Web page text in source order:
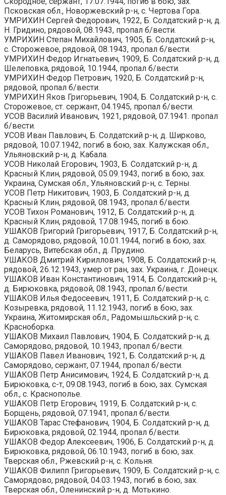
Псковская обл., Новоржевский р-н, с. Чертова Гора.
УМРИХИН Сергей Федорович, 1922, Б. Солдатский р-н, д.
Н. Гридино, рядовой, 08.1943, пропал б/вести.
УМРИХИН Степан Михайлович, 1905, Б. Солдатский р-н,
с. Сторожевое, рядовой, 08.1943, пропал б/вести.
УМРИХИН Федор Игнатьевич, 1909, Б. Солдатский р-н, д.
Шелеповка, рядовой, 10.1944, пропал б/вести.
УМРИХИН Федор Петрович, 1920, Б. Солдатский р-н,
рядовой, пропал б/вести.
УМРИХИН Яков Григорьевич, 1904, Б. Солдатский р-н, с.
Сторожевое, ст. сержант, 04.1945, пропал б/вести.
УСОВ Василий Иванович, 1921, рядовой, 07.1941. пропал
б/вести.
УСОВ Иван Павлович, Б. Солдатский р-н, д. Ширково,
рядовой, 10.07.1942, погиб в бою, зах. Калужская обл.,
Ульяновский р-н, д. Кабала.
УСОВ Николай Егорович, 1903, Б. Солдатский р-н, д.
Красный Клин, рядовой, 05.09.1943, погиб в бою, зах.
Украина, Сумская обл., Ульяновский р-н, с. Терны.
УСОВ Петр Никитович, 1903, Б. Солдатский р-н, д.
Красный Клин, рядовой, 08.1943, пропал б/вести.
УСОВ Тихон Романович, 1912, Б. Солдатский р-н, д.
Красный Клин, рядовой, 17.08.1945, погиб в бою.
УШАКОВ Григорий Григорьевич, 1917, Б. Солдатский р-н,
д. Саморядово, рядовой, 10.01.1944, погиб в бою, зах.
Беларусь, Витебская обл., д. Прудино.
УШАКОВ Дмитрий Кириллович, 1908, Б. Солдатский р-н,
рядовой, 26.12.1943, умер от ран, зах. Украина, г. Донецк.
УШАКОВ Иван Константинович, 1914, Б. Солдатский р-н,
д. Бирюковка, рядовой, 08.1943, пропал б/вести.
УШАКОВ Илья Федосеевич, 1911, Б. Солдатский р-н, с.
Козыревка, рядовой, 11.12.1943, погиб в бою, зах.
Украина, Житомирская обл., Радомышльский р-н, с.
Красноборка.
УШАКОВ Михаил Павлович, 1904, Б. Солдатский р-н, д.
Саморядово, рядовой, 10.1943, пропал б/вести.
УШАКОВ Павел Иванович, 1921, Б. Солдатский р-н, д.
Саморядово, сержант, 07.1944, пропал б/вести.
УШАКОВ Петр Анисимович, 1924, Б. Солдатский р-н, д.
Бирюковка, с-т, 09.08.1943, погиб в бою, зах. Сумская
обл., с. Краснополье.
УШАКОВ Петр Егорович, 1919, Б. Солдатский р-н, с.
Борщень, рядовой, 07.1941, пропал б/вести.
УШАКОВ Тарас Стефанович, 1904, Б. Солдатский р-н, д.
Бирюковка, рядовой, 02.1944, пропал б/вести.
УШАКОВ Федор Алексеевич, 1906, Б. Солдатский р-н, д.
Бирюковка, рядовой, 06.10.1943, погиб в бою, зах.
Тверская обл., Ржевский р-н, с. Кольня.
УШАКОВ Филипп Григорьевич, 1909, Б. Солдатский р-н, с.
Саморядово, рядовой, 04.03.1943, погиб в бою, зах.
Тверская обл., Оленинский р-н, д. Мотькино.